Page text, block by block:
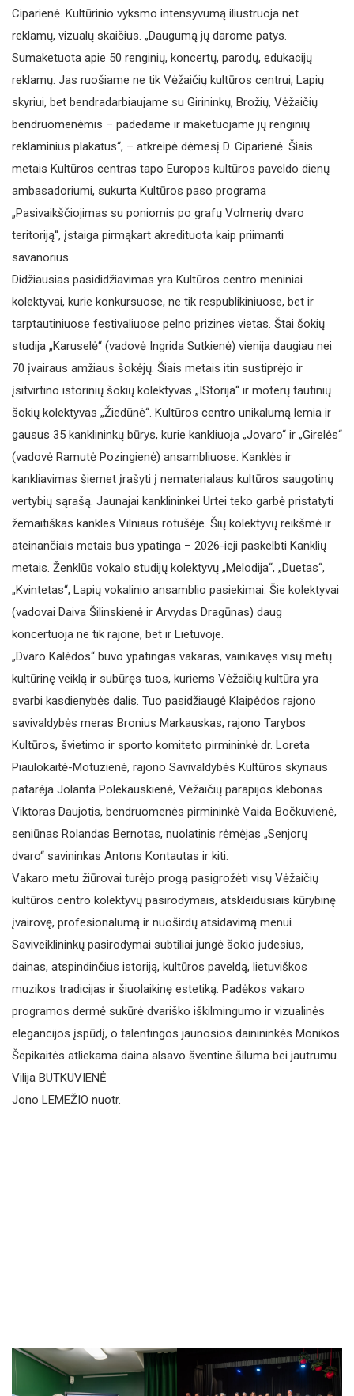
Ciparienė. Kultūrinio vyksmo intensyvumą iliustruoja net
reklamų, vizualų skaičius. „Daugumą jų darome patys.
Sumaketuota apie 50 renginių, koncertų, parodų, edukacijų
reklamų. Jas ruošiame ne tik Vėžaičių kultūros centrui, Lapių
skyriui, bet bendradarbiaujame su Girininkų, Brožių, Vėžaičių
bendruomenėmis – padedame ir maketuojame jų renginių
reklaminius plakatus“, – atkreipė dėmesį D. Ciparienė. Šiais
metais Kultūros centras tapo Europos kultūros paveldo dienų
ambasadoriumi, sukurta Kultūros paso programa
„Pasivaikščiojimas su poniomis po grafų Volmerių dvaro
teritoriją“, įstaiga pirmąkart akredituota kaip priimanti
savanorius.
Didžiausias pasididžiavimas yra Kultūros centro meniniai
kolektyvai, kurie konkursuose, ne tik respublikiniuose, bet ir
tarptautiniuose festivaliuose pelno prizines vietas. Štai šokių
studija „Karuselė“ (vadovė Ingrida Sutkienė) vienija daugiau nei
70 įvairaus amžiaus šokėjų. Šiais metais itin sustiprėjo ir
įsitvirtino istorinių šokių kolektyvas „IStorija“ ir moterų tautinių
šokių kolektyvas „Žiedūnė“. Kultūros centro unikalumą lemia ir
gausus 35 kanklininkų būrys, kurie kankliuoja „Jovaro“ ir „Girelės“
(vadovė Ramutė Pozingienė) ansambliuose. Kanklės ir
kankliavimas šiemet įrašyti į nematerialaus kultūros saugotinų
vertybių sąrašą. Jaunajai kanklininkei Urtei teko garbė pristatyti
žemaitiškas kankles Vilniaus rotušėje. Šių kolektyvų reikšmė ir
ateinančiais metais bus ypatinga – 2026-ieji paskelbti Kanklių
metais. Ženklūs vokalo studijų kolektyvų „Melodija“, „Duetas“,
„Kvintetas“, Lapių vokalinio ansamblio pasiekimai. Šie kolektyvai
(vadovai Daiva Šilinskienė ir Arvydas Dragūnas) daug
koncertuoja ne tik rajone, bet ir Lietuvoje.
„Dvaro Kalėdos“ buvo ypatingas vakaras, vainikavęs visų metų
kultūrinę veiklą ir subūręs tuos, kuriems Vėžaičių kultūra yra
svarbi kasdienybės dalis. Tuo pasidžiaugė Klaipėdos rajono
savivaldybės meras Bronius Markauskas, rajono Tarybos
Kultūros, švietimo ir sporto komiteto pirmininkė dr. Loreta
Piaulokaitė-Motuzienė, rajono Savivaldybės Kultūros skyriaus
patarėja Jolanta Polekauskienė, Vėžaičių parapijos klebonas
Viktoras Daujotis, bendruomenės pirmininkė Vaida Bočkuvienė,
seniūnas Rolandas Bernotas, nuolatinis rėmėjas „Senjorų
dvaro“ savininkas Antons Kontautas ir kiti.
Vakaro metu žiūrovai turėjo progą pasigrožėti visų Vėžaičių
kultūros centro kolektyvų pasirodymais, atskleidusiais kūrybinę
įvairovę, profesionalumą ir nuoširdų atsidavimą menui.
Saviveik­lininkų pasirodymai subtiliai jungė šokio judesius,
dainas, atspindinčius istoriją, kultūros paveldą, lietuviškos
muzikos tradicijas ir šiuolaikinę estetiką. Padėkos vakaro
programos dermė sukūrė dvariško iškilmingumo ir vizualinės
elegancijos įspūdį, o talentingos jaunosios dainininkės Monikos
Šepikaitės atliekama daina alsavo šventine šiluma bei jautrumu.
Vilija BUTKUVIENĖ
Jono LEMEŽIO nuotr.